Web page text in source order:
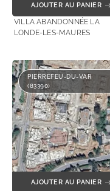
AJOUTER AU PANIER
VILLA ABANDONNÉE LA
LONDE-LES-MAURES
PIERREFEU-DU-VAR
(83390)
AJOUTER AU PANIER